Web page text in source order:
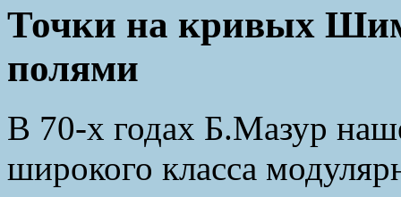
Точки на кривых
полями
В 70-х годах Б.Мазур
широкого класса